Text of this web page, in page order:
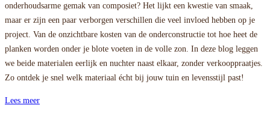
onderhoudsarme gemak van composiet? Het lijkt een kwestie van smaak,
maar er zijn een paar verborgen verschillen die veel invloed hebben op je
project. Van de onzichtbare kosten van de onderconstructie tot hoe heet de
planken worden onder je blote voeten in de volle zon. In deze blog leggen
we beide materialen eerlijk en nuchter naast elkaar, zonder verkooppraatjes.
Zo ontdek je snel welk materiaal écht bij jouw tuin en levensstijl past!
Lees meer